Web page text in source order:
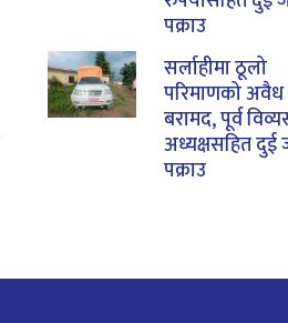
पक्राउ
सर्लाहीमा ठूलो
परिमाणको अवैध
बरामद, पूर्व
अध्यक्षसहित दुई
पक्राउ